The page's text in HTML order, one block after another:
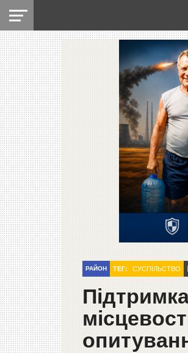
РАЙОН ТЕГ: CУСПІЛЬСТВО